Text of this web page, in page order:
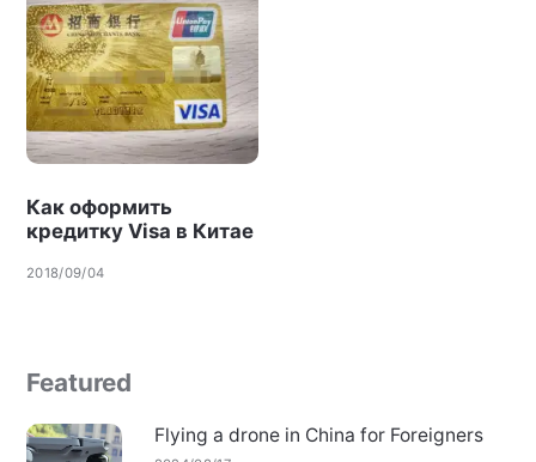
Как оформить
кредитку Visa в Китае
2018/09/04
Featured
Flying a drone in China for Foreigners